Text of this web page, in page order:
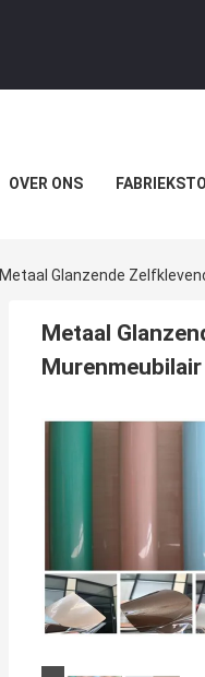
OVER ONS
Metaal Glanzende
Metaal
Murenmeubilair